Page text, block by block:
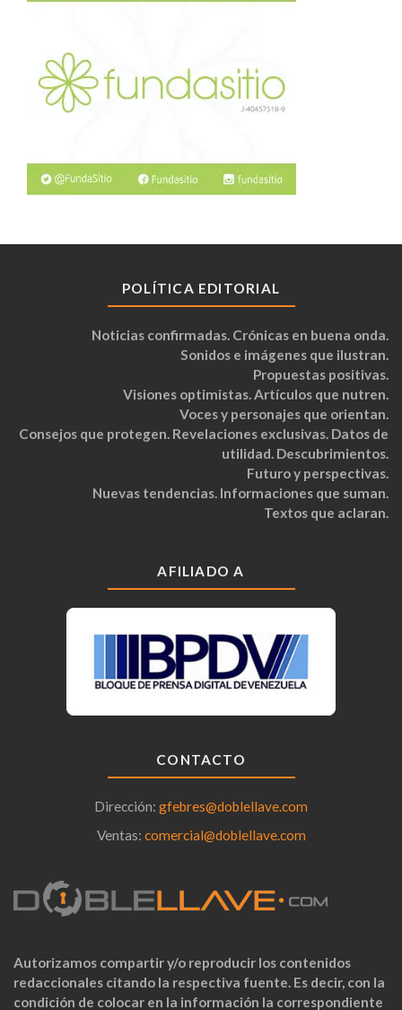
POLÍTICA EDITORIAL
Noticias confirmadas. Crónicas en buena onda.
Sonidos e imágenes que ilustran.
Propuestas positivas.
Visiones optimistas. Artículos que nutren.
Voces y personajes que orientan.
Consejos que protegen. Revelaciones exclusivas. Datos de
utilidad. Descubrimientos.
Futuro y perspectivas.
Nuevas tendencias. Informaciones que suman.
Textos que aclaran.
AFILIADO A
CONTACTO
Dirección: gfebres@doblellave.com
Ventas: comercial@doblellave.com
Autorizamos compartir y/o reproducir los contenidos
redaccionales citando la respectiva fuente. Es decir, con la
condición de colocar en la información la correspondiente